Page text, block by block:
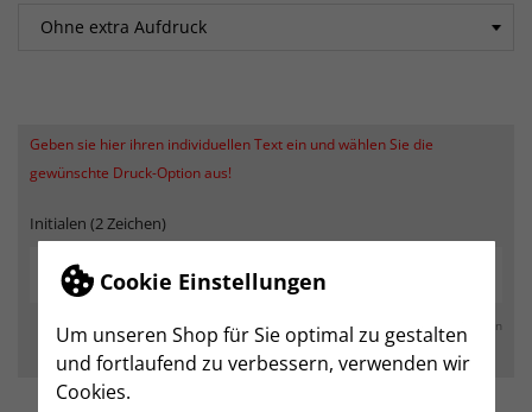
Cookie Einstellungen
Um unseren Shop für Sie optimal zu gestalten
und fortlaufend zu verbessern, verwenden wir
Cookies.
Geben sie hier ihren individuellen Text ein und wählen Sie die
gewünschte Druck-Option aus!
Initialen (2 Zeichen)
max. 250 Zeichen